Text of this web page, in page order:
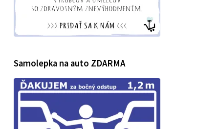
Samolepka na auto ZDARMA